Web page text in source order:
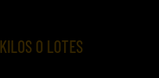
O LOTES